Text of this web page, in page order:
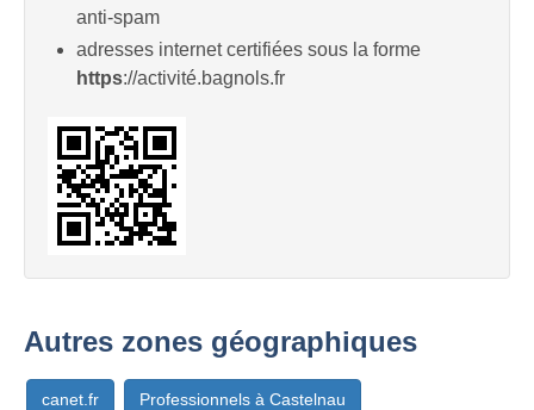
anti-spam
adresses internet certifiées sous la forme
https://activité.bagnols.fr
Autres zones géographiques
canet.fr Professionnels à Castelnau